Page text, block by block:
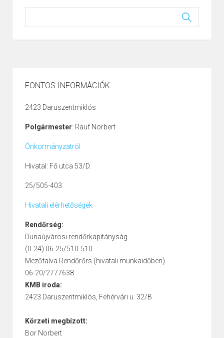
FONTOS INFORMÁCIÓK
2423 Daruszentmiklós
Polgármester: Rauf Norbert
Önkormányzatról
Hivatal: Fő utca 53/D.
25/505-403
Hivatali elérhetőségek
Rendőrség:
Dunaújvárosi rendőrkapitányság
(0-24) 06-25/510-510
Mezőfalva Rendőrőrs (hivatali munkaidőben)
06-20/2777638
KMB iroda:
2423 Daruszentmiklós, Fehérvári u. 32/B.
Körzeti megbízott:
Bor Norbert